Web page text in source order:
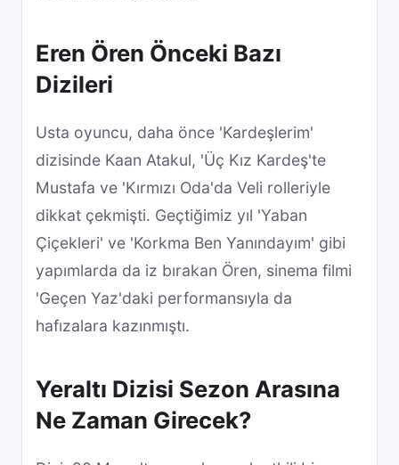
Eren Ören Önceki Bazı
Dizileri
Usta oyuncu, daha önce 'Kardeşlerim'
dizisinde Kaan Atakul, 'Üç Kız Kardeş'te
Mustafa ve 'Kırmızı Oda'da Veli rolleriyle
dikkat çekmişti. Geçtiğimiz yıl 'Yaban
Çiçekleri' ve 'Korkma Ben Yanındayım' gibi
yapımlarda da iz bırakan Ören, sinema filmi
'Geçen Yaz'daki performansıyla da
hafızalara kazınmıştı.
Yeraltı Dizisi Sezon Arasına
Ne Zaman Girecek?